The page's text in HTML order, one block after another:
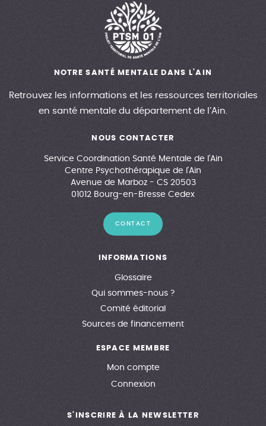
NOTRE SANTÉ MENTALE DANS L'AIN
Retrouvez les informations et les ressources territoriales
en santé mentale du département de l’Ain.
NOUS CONTACTER
Service Coordination Santé Mentale de l'Ain
Centre Psychothérapique de l'Ain
Avenue de Marboz - CS 20503
01012 Bourg-en-Bresse Cedex
CONTACT
INFORMATIONS
Glossaire
Qui sommes-nous ?
Comité éditorial
Sources de financement
ESPACE MEMBRE
Mon compte
Connexion
S'INSCRIRE À LA NEWSLETTER